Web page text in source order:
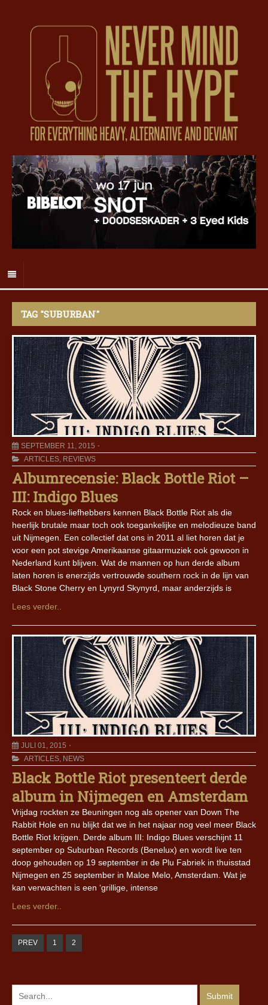
TAG "SUBURBAN"
SEPTEMBER 11, 2015
ARTICLES, REVIEWS
Albumrecensie: Black Bottle Riot –
III: Indigo Blues
Rock en blues-liefhebbers kennen Black Bottle Riot als die
heerlijk brutale maar toch ook toegankelijke en melodieuze band
uit Nijmegen. Een collectief dat ons in 2011 al liet horen dat je
voor een pot stevige Amerikaanse gitaarmuziek ook gewoon in
Nederland kunt blijven. Wat de mannen op hun derde album
laten horen is enerzijds vertrouwde southern rock in de lijn van
Black Stone Cherry en Lynyrd Skynyrd, maar anderzijds is
Lees verder..
JULI 01, 2015
ARTICLES, NEWS
Black Bottle Riot presenteert derde
album in Nijmegen en Amsterdam
Vrijdag rockten ze Beuningen nog als opener van Down The
Rabbit Hole en nu blijkt dat we in het najaar nog veel meer Black
Bottle Riot krijgen. Derde album III: Indigo Blues verschijnt 11
september op Suburban Records (Benelux) en wordt live ten
doop gehouden op 19 september in de Plu Fabriek in thuisstad
Nijmegen en 25 september in Maloe Melo, Amsterdam. Wat je
kan verwachten is een ‘grillige, intense
Lees verder..
PREV 1 2